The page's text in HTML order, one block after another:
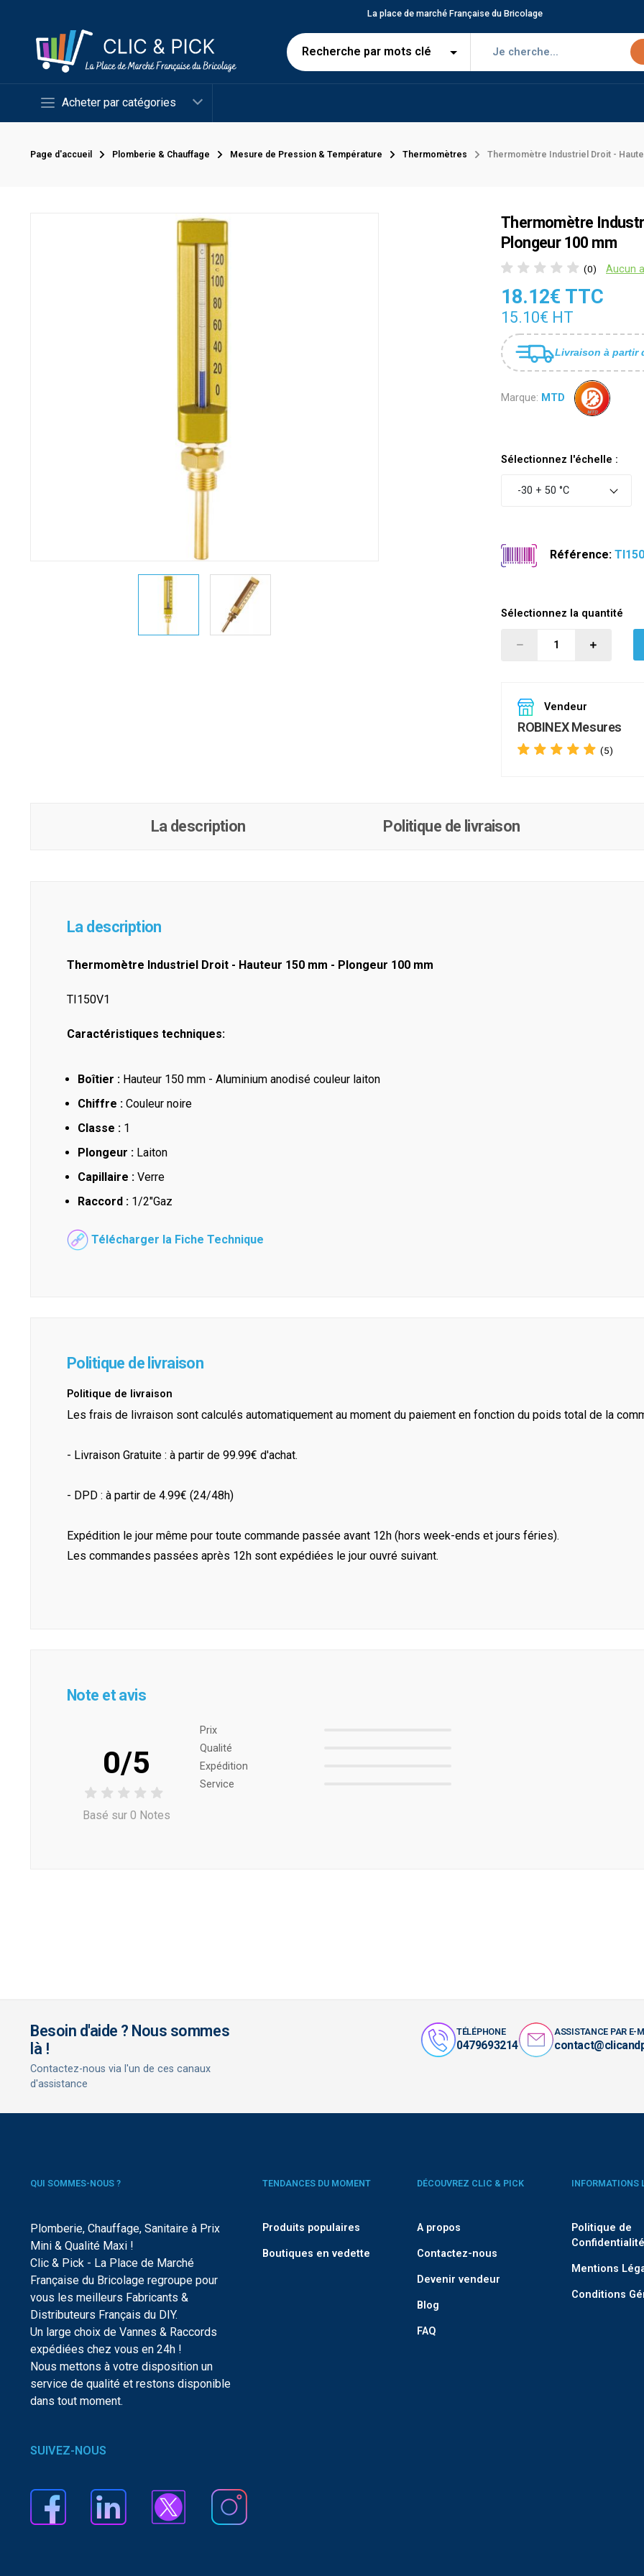
La place de marché Française du Bricolage
Acheter par catégories
Page d'accueil Plomberie & Chauffage Mesure de Pression & Température Thermomètres Thermomètre Industriel Droit -
Thermomètre
Plongeur 100 mm
(0) Aucun
18.12€ TTC
15.10€ HT
Livraison à partir
Marque: MTD
Sélectionnez l'échelle :
-30 + 50 °C
Référence:
Sélectionnez la quantité
Vendeur
ROBINEX Mesures
(5)
La description Politique de livraison
La description
Thermomètre Industriel Droit - Hauteur 150 mm - Plongeur 100 mm
TI150V1
Caractéristiques techniques:
Boîtier : Hauteur 150 mm - Aluminium anodisé couleur laiton
Chiffre : Couleur noire
Classe : 1
Plongeur : Laiton
Capillaire : Verre
Raccord : 1/2"Gaz
Télécharger la Fiche Technique
Politique de livraison
Politique de livraison
Les frais de livraison sont calculés automatiquement au moment du paiement en fonction du poids total de la
- Livraison Gratuite : à partir de 99.99€ d'achat.
- DPD : à partir de 4.99€ (24/48h)
Expédition le jour même pour toute commande passée avant 12h (hors week-ends et jours féries).
Les commandes passées après 12h sont expédiées le jour ouvré suivant.
Note et avis
0/5
Basé sur 0 Notes
Prix ​​
Qualité
Expédition
Service
Besoin d'aide ? Nous sommes
là !
Contactez-nous via l'un de ces canaux
d'assistance
TÉLÉPHONE
0479693214
ASSISTANCE PAR E-
QUI SOMMES-NOUS ?
Plomberie, Chauffage, Sanitaire à Prix
Mini & Qualité Maxi !
Clic & Pick - La Place de Marché
Française du Bricolage regroupe pour
vous les meilleurs Fabricants &
Distributeurs Français du DIY.
Un large choix de Vannes & Raccords
expédiées chez vous en 24h !
Nous mettons à votre disposition un
service de qualité et restons disponible
dans tout moment.
TENDANCES DU MOMENT
Produits populaires
Boutiques en vedette
DÉCOUVREZ CLIC & PICK
A propos
Contactez-nous
Devenir vendeur
Blog
FAQ
INFORMATIONS
Politique de
Confidentialité
Mentions
Conditions
SUIVEZ-NOUS